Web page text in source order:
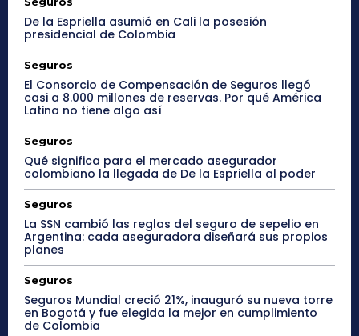
De la Espriella asumió en Cali la posesión
presidencial de Colombia
Seguros
El Consorcio de Compensación de Seguros llegó
casi a 8.000 millones de reservas. Por qué América
Latina no tiene algo así
Seguros
Qué significa para el mercado asegurador
colombiano la llegada de De la Espriella al poder
Seguros
La SSN cambió las reglas del seguro de sepelio en
Argentina: cada aseguradora diseñará sus propios
planes
Seguros
Seguros Mundial creció 21%, inauguró su nueva torre
en Bogotá y fue elegida la mejor en cumplimiento
de Colombia